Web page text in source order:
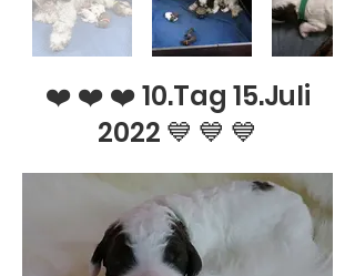
❤️ ❤️ ❤️ 10.Tag 15.Juli
2022 💙 💙 💙